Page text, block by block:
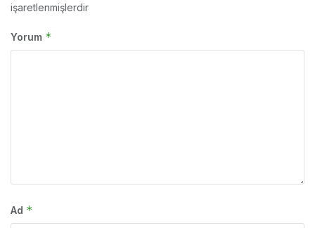
işaretlenmişlerdir
Yorum *
Ad *